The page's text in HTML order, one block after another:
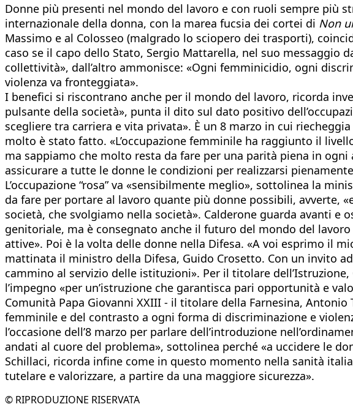
Donne più presenti nel mondo del lavoro e con ruoli sempre più
internazionale della donna, con la marea fucsia dei cortei di Non
Massimo e al Colosseo (malgrado lo sciopero dei trasporti),
caso se il capo dello Stato, Sergio Mattarella, nel suo messaggio
collettività», dall’altro ammonisce: «Ogni femminicidio, ogni
violenza va fronteggiata».
I benefici si riscontrano anche per il mondo del lavoro, ricorda
pulsante della società», punta il dito sul dato positivo
scegliere tra carriera e vita privata». È un 8 marzo in cui
molto è stato fatto. «L’occupazione femminile ha raggiunto il
ma sappiamo che molto resta da fare per una parità piena in ogni
assicurare a tutte le donne le condizioni per realizzarsi
L’occupazione “rosa” va «sensibilmente meglio», sottolinea la
da fare per portare al lavoro quante più donne possibili, avverte,
società, che svolgiamo nella società». Calderone guarda avanti
genitoriale, ma è consegnato anche il futuro del mondo del
attive». Poi è la volta delle donne nella Difesa. «A voi esprimo il
mattinata il ministro della Difesa, Guido Crosetto. Con un invito
cammino al servizio delle istituzioni». Per il titolare
l’impegno «per un’istruzione che garantisca pari opportunità e
Comunità Papa Giovanni XXIII - il titolare della Farnesina, Antonio
femminile e del contrasto a ogni forma di discriminazione e
l’occasione dell’8 marzo per parlare dell’introduzione
andati al cuore del problema», sottolinea perché «a uccidere le
Schillaci, ricorda infine come in questo momento nella sanità
tutelare e valorizzare, a partire da una maggiore sicurezza».
© RIPRODUZIONE RISERVATA